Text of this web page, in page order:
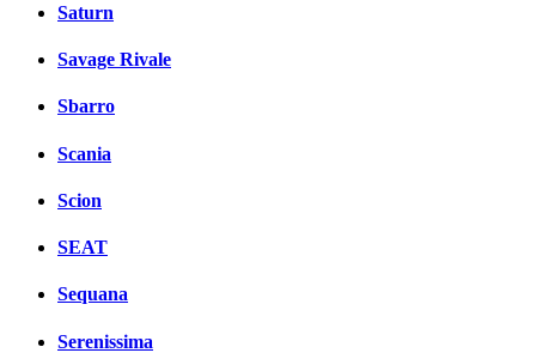
Saturn
Savage Rivale
Sbarro
Scania
Scion
SEAT
Sequana
Serenissima